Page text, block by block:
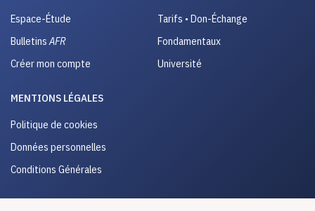
Tarifs • Don-Échange
Fondamentaux
Université
MENTIONS LÉGALES
Politique de cookies
Données personnelles
Conditions Générales
Espace-Étude
BulletinsAFR
Créer mon compte